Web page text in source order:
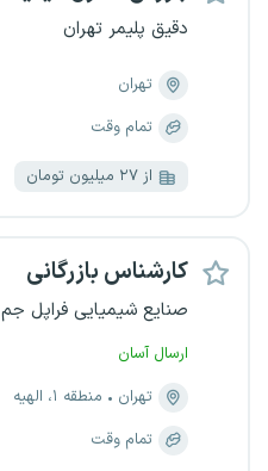
دقیق پلیمر تهران
تهران
تمام وقت
از ۲۷ میلیون تومان
کارشناس بازرگانی
صنایع شیمیایی فراپل جم
ارسال آسان
تهران
منطقه ۱، الهیه
تمام وقت